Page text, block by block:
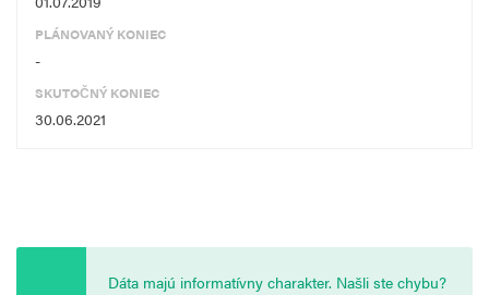
PLÁNOVANÝ KONIEC
-
SKUTOČNÝ KONIEC
30.06.2021
Dáta majú informatívny charakter. Našli ste chybu?